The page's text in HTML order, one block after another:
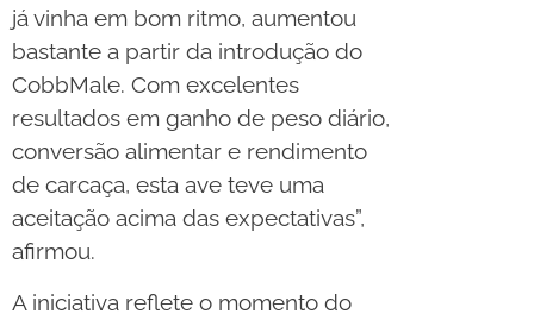
já vinha em bom ritmo, aumentou
bastante a partir da introdução do
CobbMale. Com excelentes
resultados em ganho de peso diário,
conversão alimentar e rendimento
de carcaça, esta ave teve uma
aceitação acima das expectativas”,
afirmou.
A iniciativa reflete o momento do